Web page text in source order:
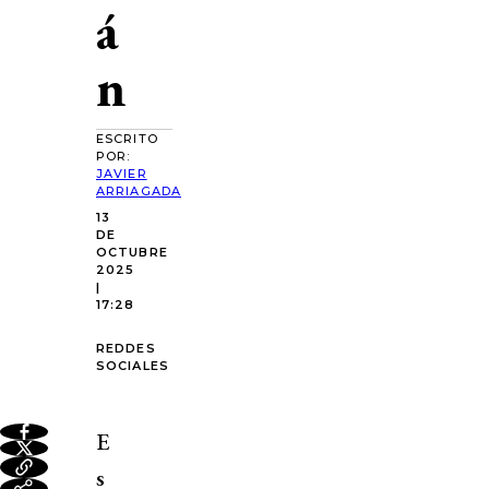
á
n
ESCRITO
POR:
JAVIER
ARRIAGADA
13
DE
OCTUBRE
2025
|
17:28
REDDES
SOCIALES
E
s